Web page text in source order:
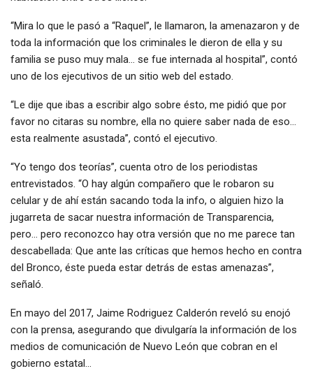
“Mira lo que le pasó a “Raquel”, le llamaron, la amenazaron y de
toda la información que los criminales le dieron de ella y su
familia se puso muy mala… se fue internada al hospital”, contó
uno de los ejecutivos de un sitio web del estado.
“Le dije que ibas a escribir algo sobre ésto, me pidió que por
favor no citaras su nombre, ella no quiere saber nada de eso…
esta realmente asustada”, contó el ejecutivo.
“Yo tengo dos teorías”, cuenta otro de los periodistas
entrevistados. “O hay algún compañero que le robaron su
celular y de ahí están sacando toda la info, o alguien hizo la
jugarreta de sacar nuestra información de Transparencia,
pero… pero reconozco hay otra versión que no me parece tan
descabellada: Que ante las críticas que hemos hecho en contra
del Bronco, éste pueda estar detrás de estas amenazas”,
señaló.
En mayo del 2017, Jaime Rodriguez Calderón reveló su enojó
con la prensa, asegurando que divulgaría la información de los
medios de comunicación de Nuevo León que cobran en el
gobierno estatal…